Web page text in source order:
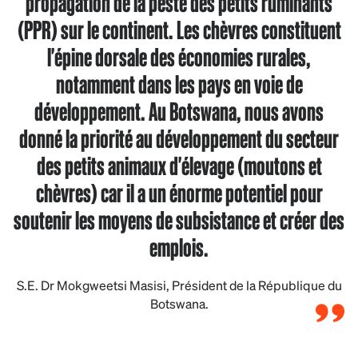
(PPR) sur le continent. Les chèvres constituent
l'épine dorsale des économies rurales,
notamment dans les pays en voie de
développement. Au Botswana, nous avons
donné la priorité au développement du secteur
des petits animaux d'élevage (moutons et
chèvres) car il a un énorme potentiel pour
soutenir les moyens de subsistance et créer des
emplois.
S.E. Dr Mokgweetsi Masisi, Président de la République du
Botswana.